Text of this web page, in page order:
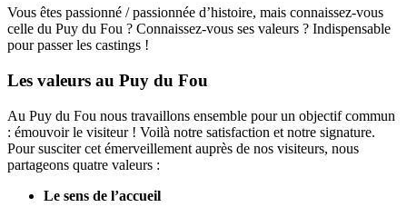
Vous êtes passionné / passionnée d’histoire, mais connaissez-vous
celle du Puy du Fou ? Connaissez-vous ses valeurs ? Indispensable
pour passer les castings !
Les valeurs au Puy du Fou
Au Puy du Fou nous travaillons ensemble pour un objectif commun
: émouvoir le visiteur ! Voilà notre satisfaction et notre signature.
Pour susciter cet émerveillement auprès de nos visiteurs, nous
partageons quatre valeurs :
Le sens de l’accueil